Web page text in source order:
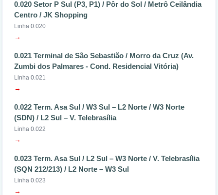
0.020 Setor P Sul (P3, P1) / Pôr do Sol / Metrô Ceilândia
Centro / JK Shopping
Linha 0.020
→
0.021 Terminal de São Sebastião / Morro da Cruz (Av.
Zumbi dos Palmares - Cond. Residencial Vitória)
Linha 0.021
→
0.022 Term. Asa Sul / W3 Sul – L2 Norte / W3 Norte
(SDN) / L2 Sul – V. Telebrasília
Linha 0.022
→
0.023 Term. Asa Sul / L2 Sul – W3 Norte / V. Telebrasília
(SQN 212/213) / L2 Norte – W3 Sul
Linha 0.023
→